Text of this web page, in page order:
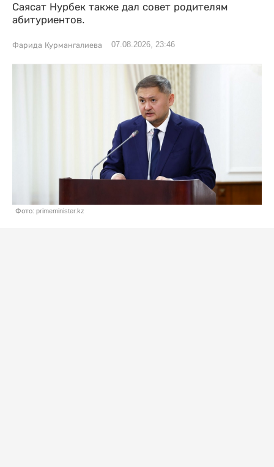
Саясат Нурбек также дал совет родителям
абитуриентов.
Фарида Курмангалиева 07.08.2026, 23:46
Фото: primeminister.kz